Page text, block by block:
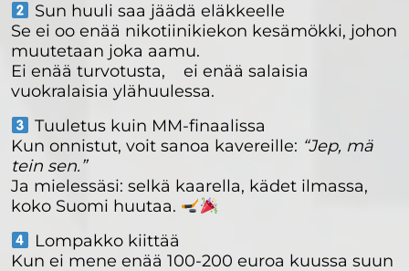
Sun huuli saa jäädä eläkkeelle
Se ei oo enää nikotiinikiekon kesämökki, johon
muutetaan joka aamu.
Ei enää turvotusta, ei enää salaisia
vuokralaisia ylähuulessa.
Tuuletus kuin MM-finaalissa
Kun onnistut, voit sanoa kavereille: “Jep, mä
tein sen.”
Ja mielessäsi: selkä kaarella, kädet ilmassa,
koko Suomi huutaa.
Lompakko kiittää
Kun ei mene enää 100-200 euroa kuussa suun